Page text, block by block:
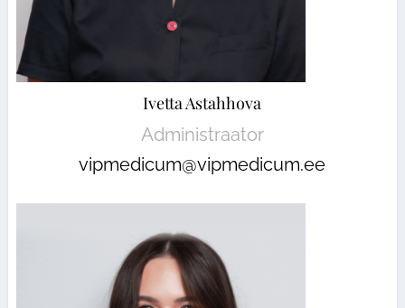
Ivetta Astahhova
Administraator
vipmedicum@vipmedicum.ee